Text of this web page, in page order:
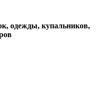
одежды, купальников,